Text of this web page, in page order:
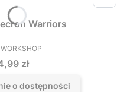
Warriors
PRODUCENT
zł
o dostępności